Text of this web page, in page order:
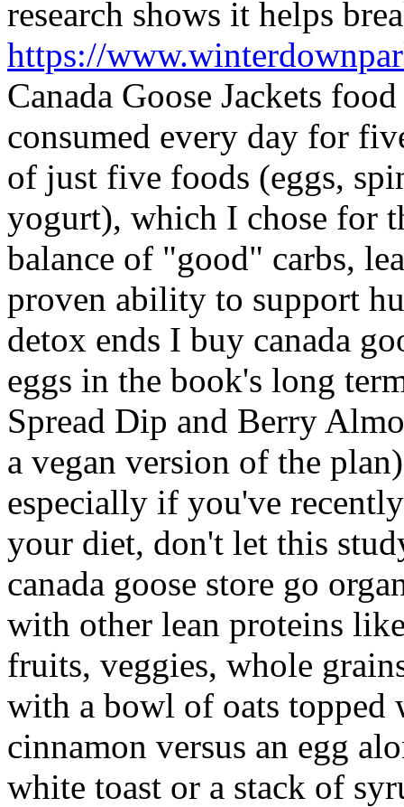
research shows it helps
https://
Canada Goose Jackets
consumed every day for
of just five foods (eggs,
yogurt), which I chose for
balance of "good" carbs,
proven ability to support
detox ends I buy canada
eggs in the book's long
Spread Dip and Berry
a vegan version of the
especially if you've
your diet, don't let this
canada goose store go
with other lean proteins
fruits, veggies, whole
with a bowl of oats topped
cinnamon versus an egg
white toast or a stack of